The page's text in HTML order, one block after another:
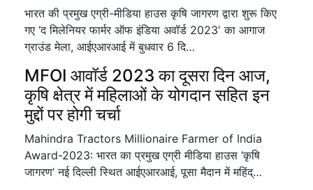
भारत की प्रमुख एग्री-मीडिया हाउस कृषि जागरण द्वारा शुरू किए
गए ‘द मिलेनियर फार्मर ऑफ इंडिया अवॉर्ड 2023' का आगाज
ग्राउंड मेला, आईएआरआई में बुधवार 6 दि…
MFOI आवॉर्ड 2023 का दूसरा दिन आज,
कृषि क्षेत्र में महिलाओं के योगदान सहित इन
मुद्दों पर होगी चर्चा
Mahindra Tractors Millionaire Farmer of India
Award-2023: भारत का प्रमुख एग्री मीडिया हाउस ‘कृषि
जागरण’ नई दिल्ली स्थित आईएआरआई, पूसा मैदान में महिंद्…